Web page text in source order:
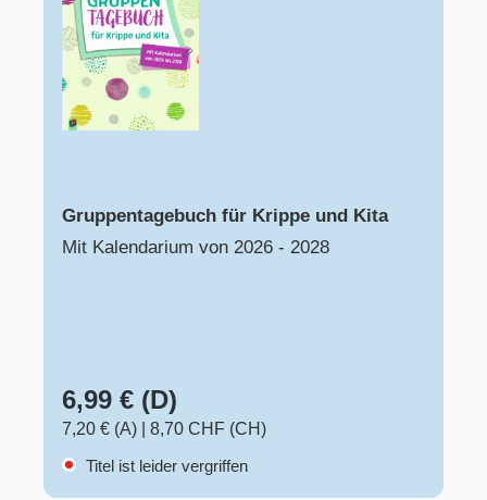
Gruppentagebuch für Krippe und Kita
Mit Kalendarium von 2026 - 2028
6,99 € (D)
7,20 € (A)
8,70 CHF (CH)
Titel ist leider vergriffen